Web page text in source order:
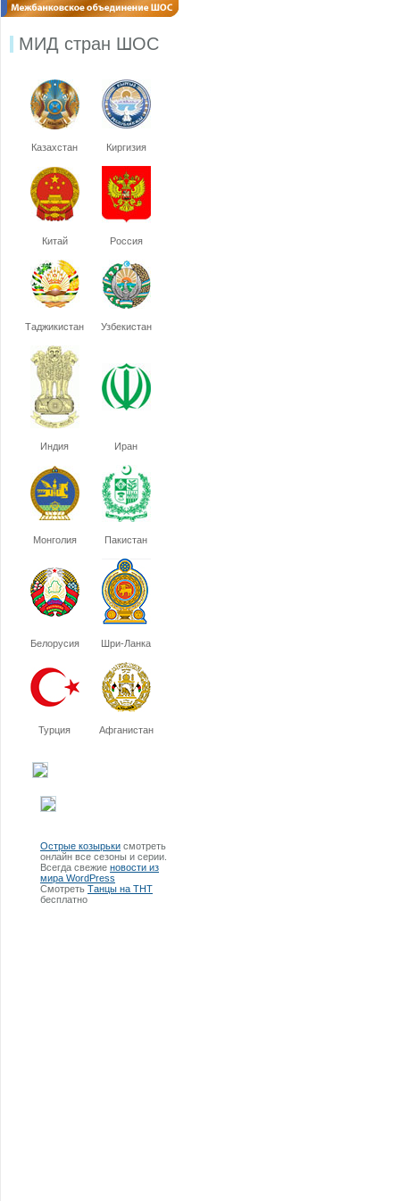
МИД стран ШОС
Казахстан Киргизия
Китай Россия
Таджикистан Узбекистан
Индия Иран
Монголия Пакистан
Белорусия Шри-Ланка
Турция Афганистан
Острые козырьки смотреть
онлайн все сезоны и серии.
Всегда свежие новости из
мира WordPress
Смотреть Танцы на ТНТ
бесплатно